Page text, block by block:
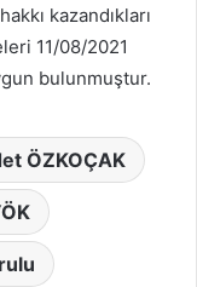
kazandıkları
11/08/2021
bulunmuştur.
ÖZKOÇAK